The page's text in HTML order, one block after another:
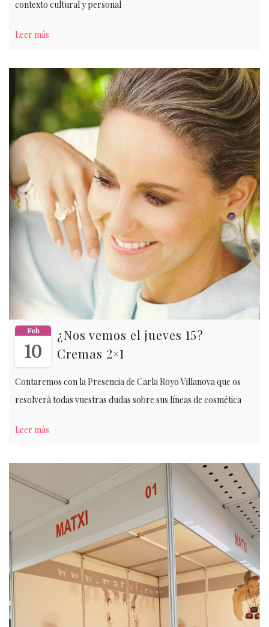
contexto cultural y personal
Leer más
Feb
10
¿Nos vemos el jueves 15?
Cremas 2×1
Contaremos con la Presencia de Carla Royo Villanova que os
resolverá todas vuestras dudas sobre sus líneas de cosmética
Leer más